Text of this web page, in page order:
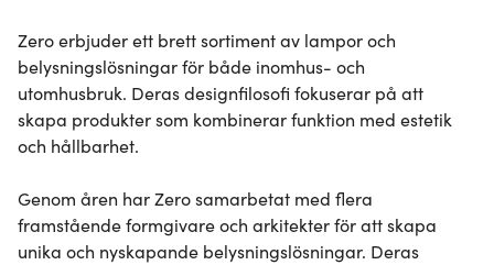
Zero erbjuder ett brett sortiment av lampor och
belysningslösningar för både inomhus- och
utomhusbruk. Deras designfilosofi fokuserar på att
skapa produkter som kombinerar funktion med estetik
och hållbarhet.
Genom åren har Zero samarbetat med flera
framstående formgivare och arkitekter för att skapa
unika och nyskapande belysningslösningar. Deras